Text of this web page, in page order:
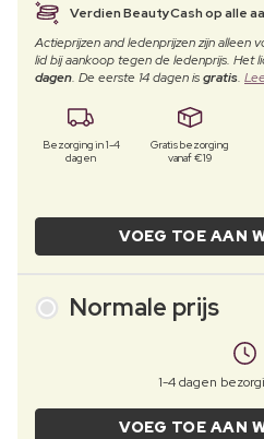
Verdien BeautyCash op alle
Actieprijzen and ledenprijzen zijn alleen
lid bij aankoop tegen de ledenprijs. Het
dagen. De eerste 14 dagen isgratis.
Bezorging in 1-4
dagen
Gratis bezorging
vanaf €19
VOEG TOE AAN
Normale prijs
1-4 dagen
VOEG TOE AAN